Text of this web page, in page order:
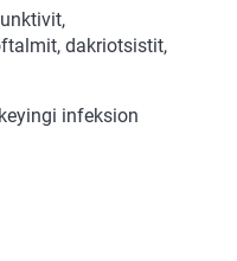
dakriotsistit,
infeksion